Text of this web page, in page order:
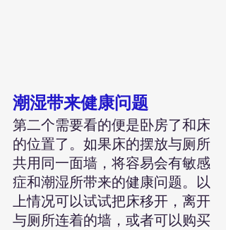
潮湿带来健康问题
第二个需要看的便是卧房了和床
的位置了。如果床的摆放与厕所
共用同一面墙，将容易会有敏感
症和潮湿所带来的健康问题。以
上情况可以试试把床移开，离开
与厕所连着的墙，或者可以购买